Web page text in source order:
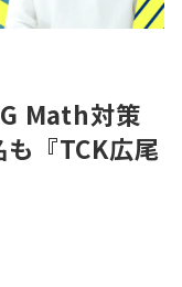
Math対策
『TCK広尾